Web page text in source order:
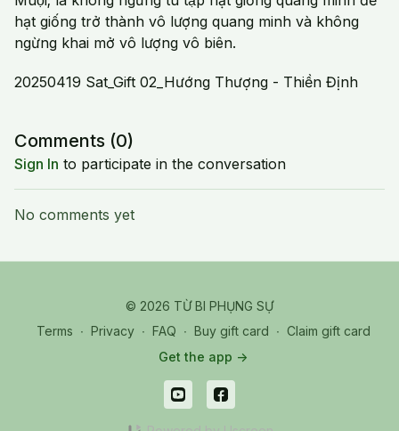
hạt giống trở thành vô lượng quang minh và không
ngừng khai mở vô lượng vô biên.
20250419 Sat_Gift 02_Hướng Thượng - Thiền Định
Comments (0)
Sign In to participate in the conversation
No comments yet
© 2026 TỪ BI PHỤNG SỰ
Terms ∙ Privacy ∙ FAQ ∙ Buy gift card ∙ Claim gift card
Get the app ->